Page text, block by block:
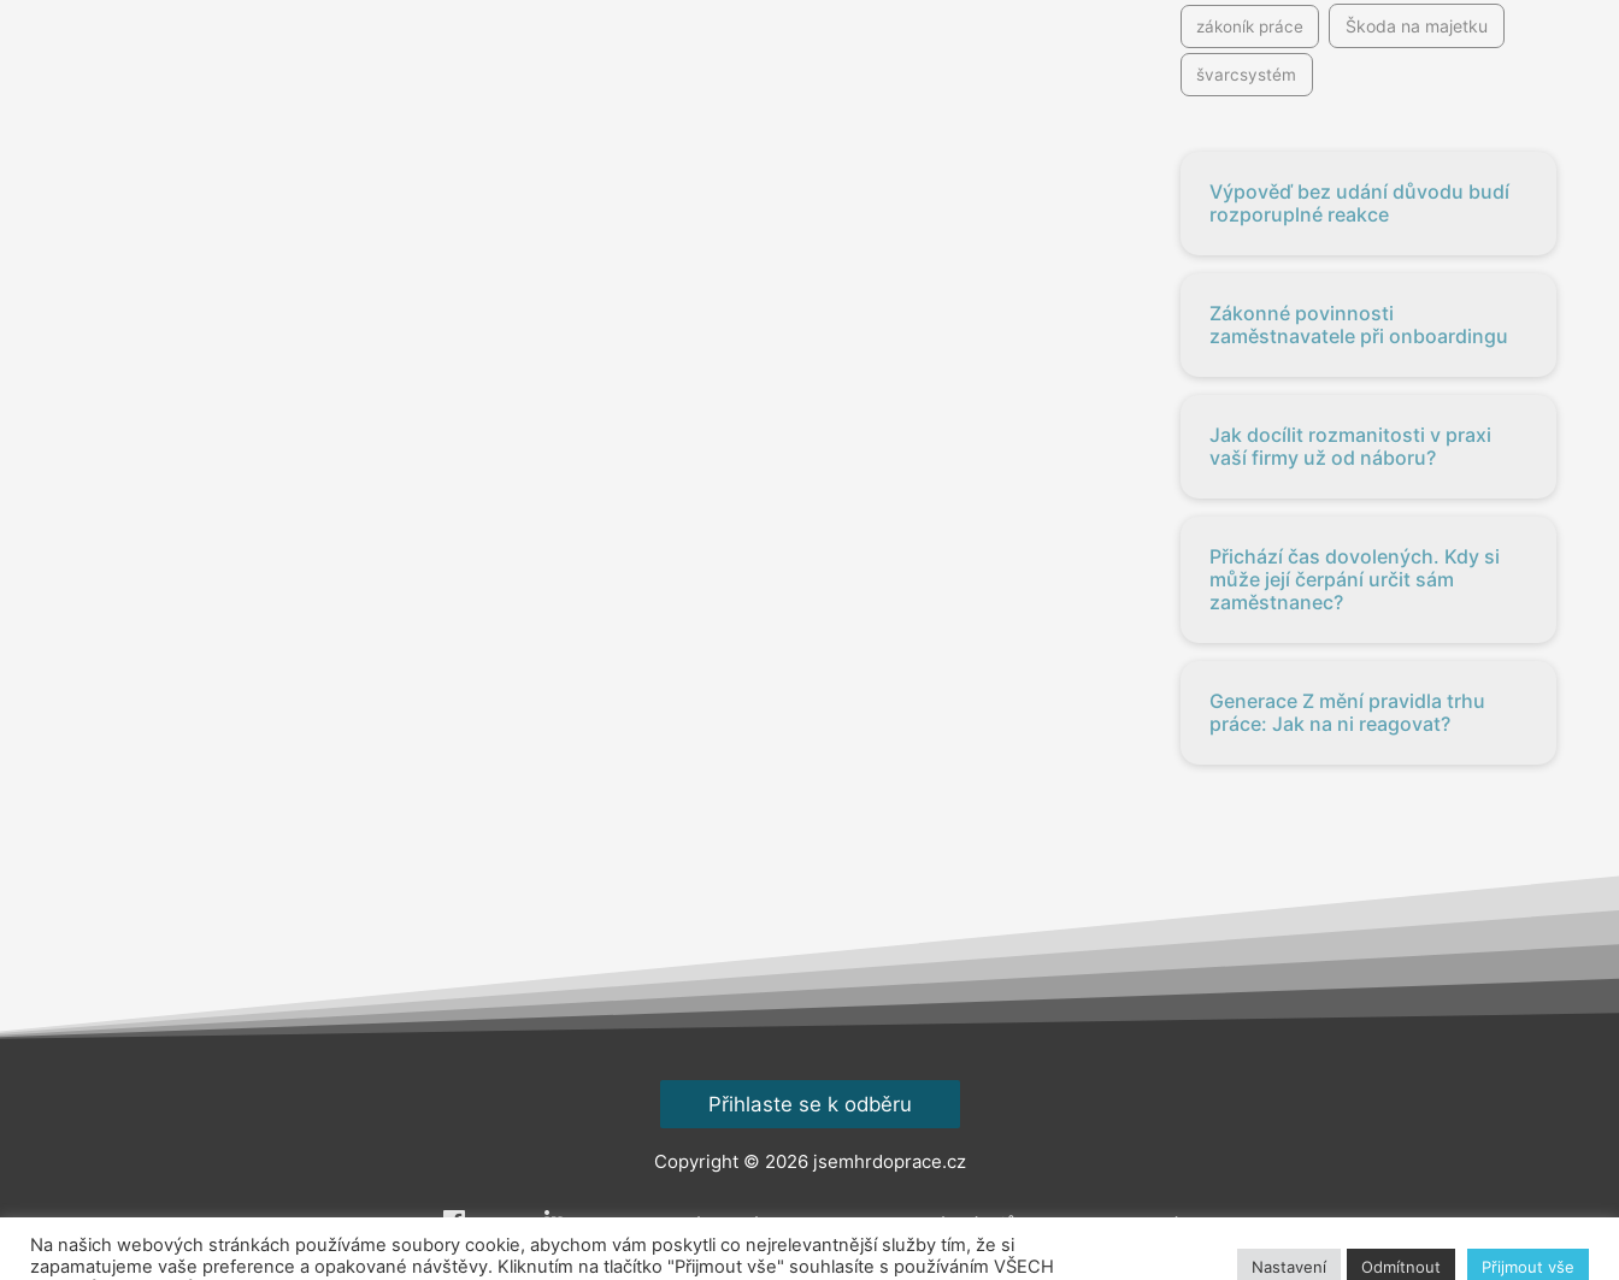
zákoník práce Škoda na majetku
švarcsystém
Výpověď bez udání důvodu budí
rozporuplné reakce
Zákonné povinnosti
zaměstnavatele při onboardingu
Jak docílit rozmanitosti v praxi
vaší firmy už od náboru?
Přichází čas dovolených. Kdy si
může její čerpání určit sám
zaměstnanec?
Generace Z mění pravidla trhu
práce: Jak na ni reagovat?
Přihlaste se k odběru
Copyright © 2026 jsemhrdoprace.cz
Obchodní podmínky Ochrana osobních údajů Kontakt O nás
Na našich webových stránkách používáme soubory cookie, abychom vám poskytli co nejrelevantnější služby tím, že si
zapamatujeme vaše preference a opakované návštěvy. Kliknutím na tlačítko "Přijmout vše" souhlasíte s používáním VŠECH
Nastavení Odmítnout Přijmout vše